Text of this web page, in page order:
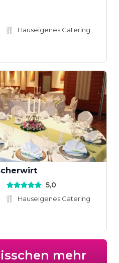
Hauseigenes Catering
5,0
Hauseigenes Catering
mehr